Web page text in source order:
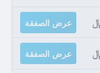
عرض الصفقة
عرض الصفقة